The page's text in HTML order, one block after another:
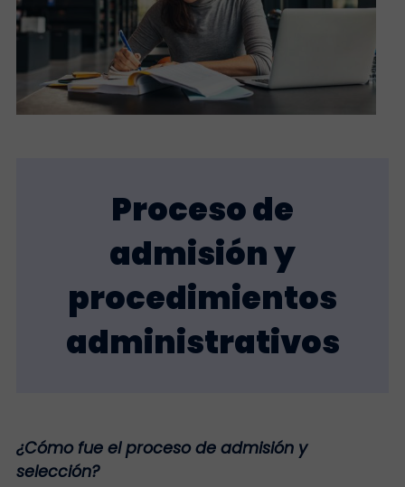
Proceso de
admisión y
procedimientos
administrativos
¿Cómo fue el proceso de admisión y
selección?